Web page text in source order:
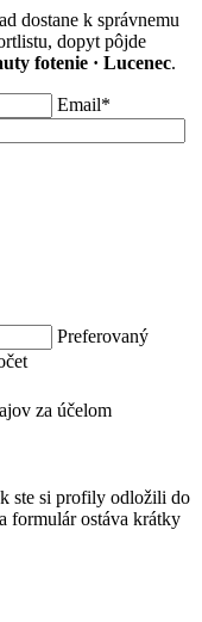
dostane k správnemu
dopyt pôjde
fotenie · Lucenec.
Email*
Preferovaný
za účelom
ste si profily odložili do
formulár ostáva krátky